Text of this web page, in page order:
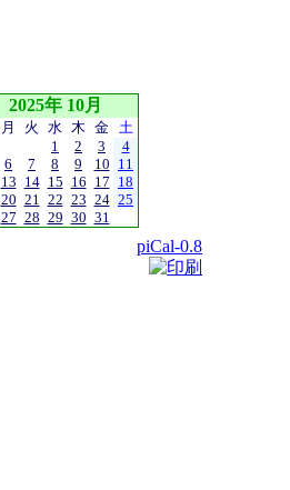
2025年 10月
月 火 水 木 金 土
1
2 3
4
6 7 8 9 10 11
13 14 15 16 17 18
20 21 22 23 24 25
27 28 29 30 31
piCal-0.8